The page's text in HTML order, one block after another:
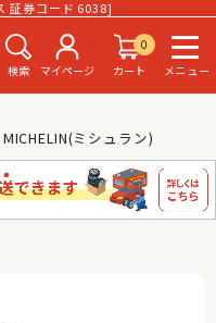
証券コード 6038]
検索 マイページ
0
カート
メニュー
MICHELIN(ミシュラン)